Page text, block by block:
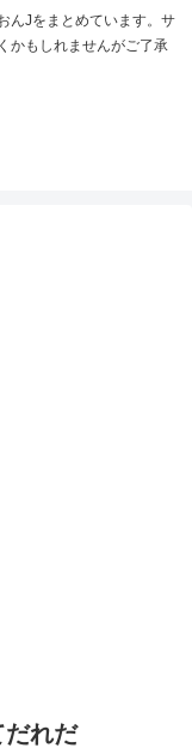
んJをまとめています。サ
かもしれませんがご了承
だれだ